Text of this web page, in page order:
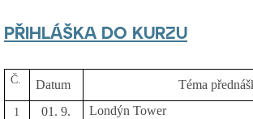
PŘIHLÁŠKA DO KURZU
Č. Datum Téma
1 01. 9. Londýn Tower